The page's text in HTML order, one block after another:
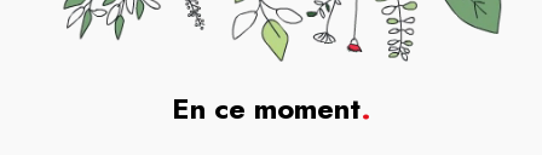
En ce moment.